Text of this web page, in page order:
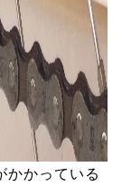
かかっている